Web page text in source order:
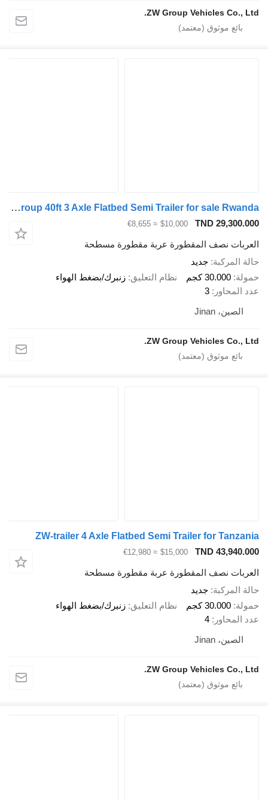
ZW Group Vehicles
ZW Group 40ft 3 Axle Flatbed Semi Trailer for sale Rwanda
TND
$10,000
≈ €8,655
نصف المقطورة عربة مقطورة مسطحة
جديد
30.000 كجم نظام التعليق زنبرك/بضغط الهواء
3
الصين، Jinan
ZW Group Vehicles
ZW-trailer 4 Axle Flatbed Semi Trailer for
TND
$15,000
≈ €12,980
نصف المقطورة عربة مقطورة مسطحة
جديد
30.000 كجم نظام التعليق
زنبرك/بضغط الهواء
4
ZW Group Vehicles